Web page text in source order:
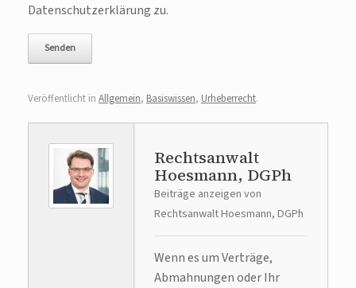
Datenschutzerklärung zu.
Veröffentlicht in Allgemein, Basiswissen, Urheberrecht.
Rechtsanwalt
Hoesmann, DGPh
Beiträge anzeigen von
Rechtsanwalt Hoesmann, DGPh
Wenn es um Verträge,
Abmahnungen oder Ihr